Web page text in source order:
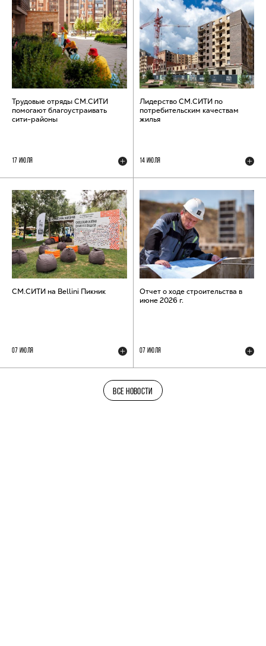
Трудовые отряды СМ.СИТИ
помогают благоустраивать
сити-районы
17 ИЮЛЯ
Лидерство СМ.СИТИ по
потребительским качествам
жилья
14 ИЮЛЯ
СМ.СИТИ на Bellini Пикник
07 ИЮЛЯ
Отчет о ходе строительства в
июне 2026 г.
07 ИЮЛЯ
ВСЕ НОВОСТИ